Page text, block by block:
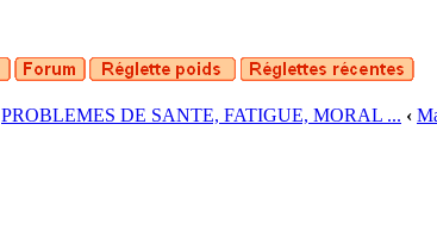
PROBLEMES DE SANTE, FATIGUE, MORAL ... ‹